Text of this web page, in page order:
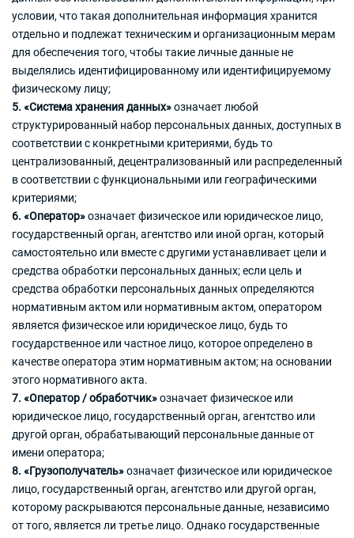
условии, что такая дополнительная информация хранится
отдельно и подлежат техническим и организационным мерам
для обеспечения того, чтобы такие личные данные не
выделялись идентифицированному или идентифицируемому
физическому лицу;
5. «Система хранения данных»означает любой
структурированный набор персональных данных, доступных в
соответствии с конкретными критериями, будь то
централизованный, децентрализованный или распределенный
в соответствии с функциональными или географическими
критериями;
6. «Оператор»означает физическое или юридическое лицо,
государственный орган, агентство или иной орган, который
самостоятельно или вместе с другими устанавливает цели и
средства обработки персональных данных; если цель и
средства обработки персональных данных определяются
нормативным актом или нормативным актом, оператором
является физическое или юридическое лицо, будь то
государственное или частное лицо, которое определено в
качестве оператора этим нормативным актом; на основании
этого нормативного акта.
7. «Оператор / обработчик»означает физическое или
юридическое лицо, государственный орган, агентство или
другой орган, обрабатывающий персональные данные от
имени оператора;
8. «Грузополучатель»означает физическое или юридическое
лицо, государственный орган, агентство или другой орган,
которому раскрываются персональные данные, независимо
от того, является ли третье лицо. Однако государственные